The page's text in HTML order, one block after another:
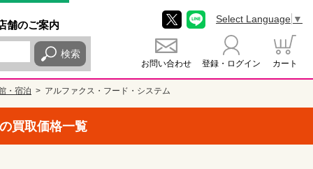
舗のご案内
検索
お問い合わせ 登録・ログイン カート
Select Language ▼
・宿泊 アルファクス・フード・システム
買取価格一覧